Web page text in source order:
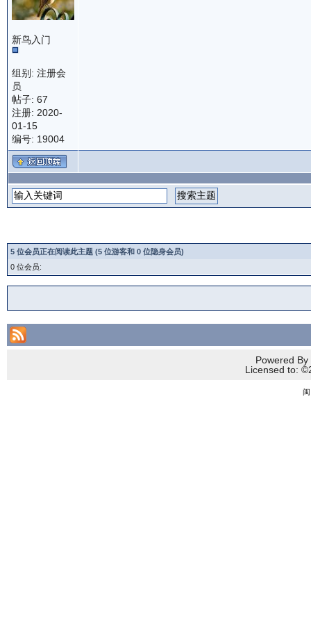
新鸟入门
组别: 注册会
员
帖子: 67
注册: 2020-
01-15
编号: 19004
5 位会员正在阅读此主题 (5 位游客和 0 位隐身会员)
0 位会员:
Powered
Licensed to: